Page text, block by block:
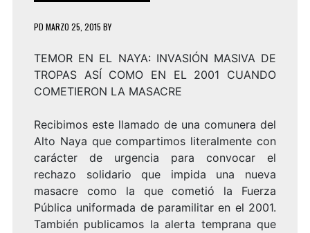
PD MARZO 25, 2015 BY
TEMOR EN EL NAYA: INVASIÓN MASIVA DE
TROPAS ASÍ COMO EN EL 2001 CUANDO
COMETIERON LA MASACRE
Recibimos este llamado de una comunera del
Alto Naya que compartimos literalmente con
carácter de urgencia para convocar el
rechazo solidario que impida una nueva
masacre como la que cometió la Fuerza
Pública uniformada de paramilitar en el 2001.
También publicamos la alerta temprana que